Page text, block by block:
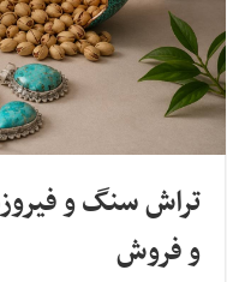
تراش سنگ و
و فروش